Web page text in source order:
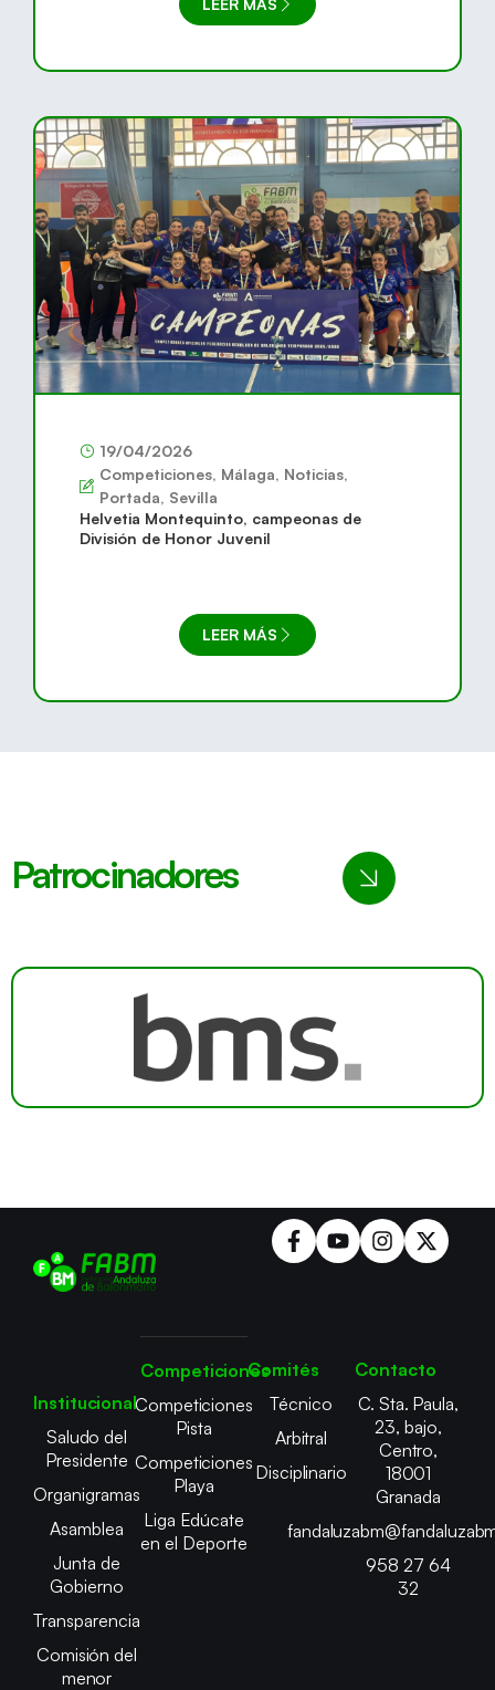
LEER MÁS
19/04/2026
Competiciones, Málaga, Noticias,
Portada, Sevilla
Helvetia Montequinto, campeonas de
División de Honor Juvenil
LEER MÁS
Patrocinadores
Institucional
Saludo del
Presidente
Organigramas
Asamblea
Junta de
Gobierno
Transparencia
Comisión del
menor
Competiciones
Competiciones
Pista
Competiciones
Playa
Liga Edúcate
en el Deporte
Comités
Técnico
Arbitral
Disciplinario
Contacto
C. Sta. Paula,
23, bajo,
Centro,
18001
Granada
958 27 64
32